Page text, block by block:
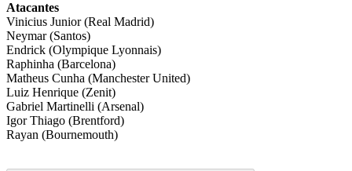
Atacantes
Vinicius Junior (Real Madrid)
Neymar (Santos)
Endrick (Olympique Lyonnais)
Raphinha (Barcelona)
Matheus Cunha (Manchester United)
Luiz Henrique (Zenit)
Gabriel Martinelli (Arsenal)
Igor Thiago (Brentford)
Rayan (Bournemouth)